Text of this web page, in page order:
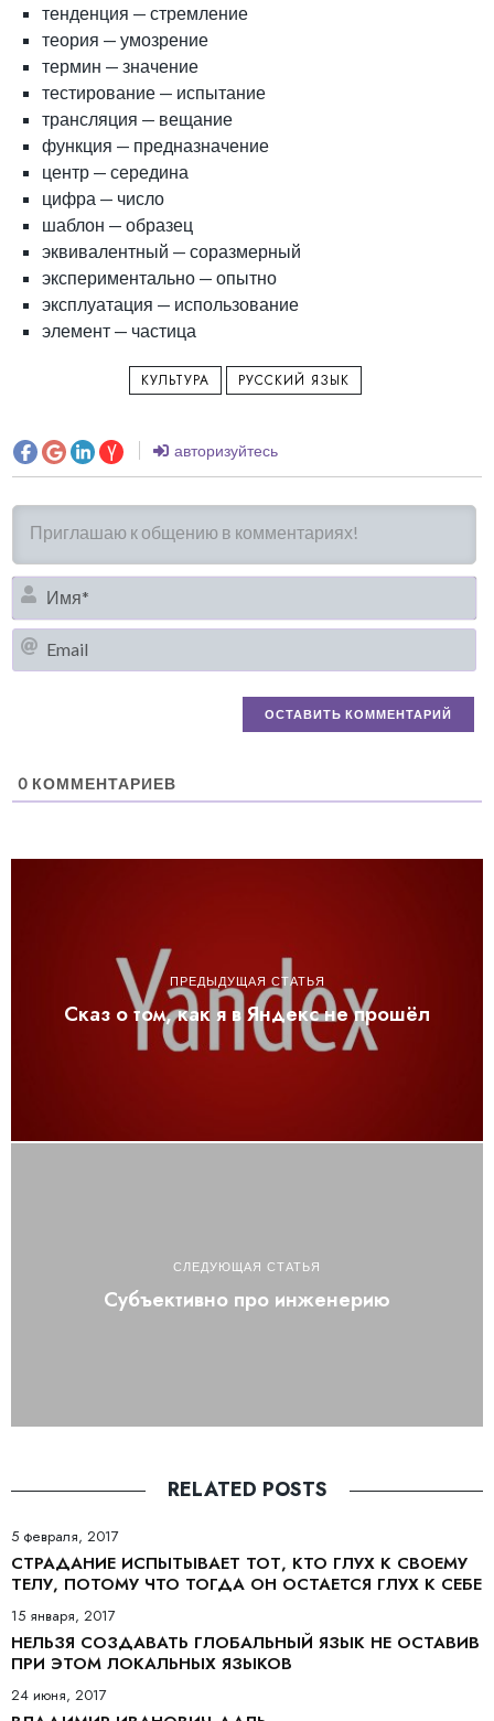
тенденция — стремление
теория — умозрение
термин — значение
тестирование — испытание
трансляция — вещание
функция — предназначение
центр — середина
цифра — число
шаблон — образец
эквивалентный — соразмерный
экспериментально — опытно
эксплуатация — использование
элемент — частица
КУЛЬТУРА РУССКИЙ ЯЗЫК
авторизуйтесь
0 КОММЕНТАРИЕВ
ПРЕДЫДУЩАЯ СТАТЬЯ
Сказ о том, как я в Яндекс не прошёл
СЛЕДУЮЩАЯ СТАТЬЯ
Субъективно про инженерию
RELATED POSTS
5 февраля, 2017
СТРАДАНИЕ ИСПЫТЫВАЕТ ТОТ, КТО ГЛУХ К СВОЕМУ
ТЕЛУ, ПОТОМУ ЧТО ТОГДА ОН ОСТАЕТСЯ ГЛУХ К СЕБЕ
15 января, 2017
НЕЛЬЗЯ СОЗДАВАТЬ ГЛОБАЛЬНЫЙ ЯЗЫК НЕ ОСТАВИВ
ПРИ ЭТОМ ЛОКАЛЬНЫХ ЯЗЫКОВ
24 июня, 2017